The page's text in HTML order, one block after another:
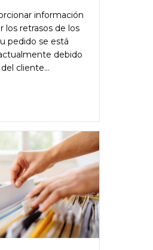
información
los retrasos de los
pedido se está
debido
cliente...